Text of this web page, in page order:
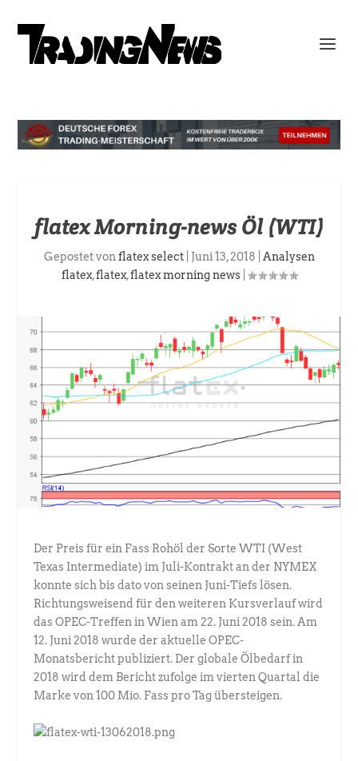
flatex Morning-news Öl (WTI)
Gepostet vonflatex select| Juni 13, 2018
Analysen
flatex,flatex,flatex morning news|
Der Preis für ein Fass Rohöl der Sorte WTI (West
Texas Intermediate) im Juli-Kontrakt an der NYMEX
konnte sich bis dato von seinen Juni-Tiefs lösen.
Richtungsweisend für den weiteren Kursverlauf wird
das OPEC-Treffen in Wien am 22. Juni 2018 sein. Am
12. Juni 2018 wurde der aktuelle OPEC-
Monatsbericht publiziert. Der globale Ölbedarf in
2018 wird dem Bericht zufolge im vierten Quartal die
Marke von 100 Mio. Fass pro Tag übersteigen.